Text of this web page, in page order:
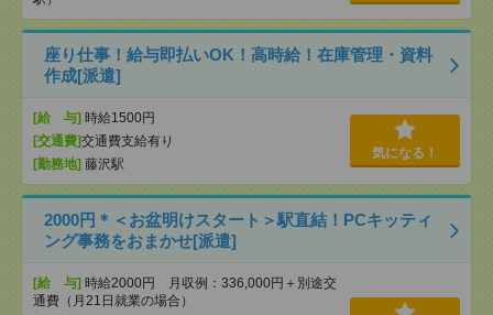
座り仕事！給与即払いOK！高時給！在庫管理・資料
作成[派遣]
[給 与] 時給1500円
[交通費]交通費支給有り
[勤務地] 藤沢駅
気になる！
2000円＊＜お盆明けスタート＞駅直結！PCキッティ
ング事務をおまかせ[派遣]
[給 与] 時給2000円 月収例：336,000円＋別途交
通費（月21日就業の場合）